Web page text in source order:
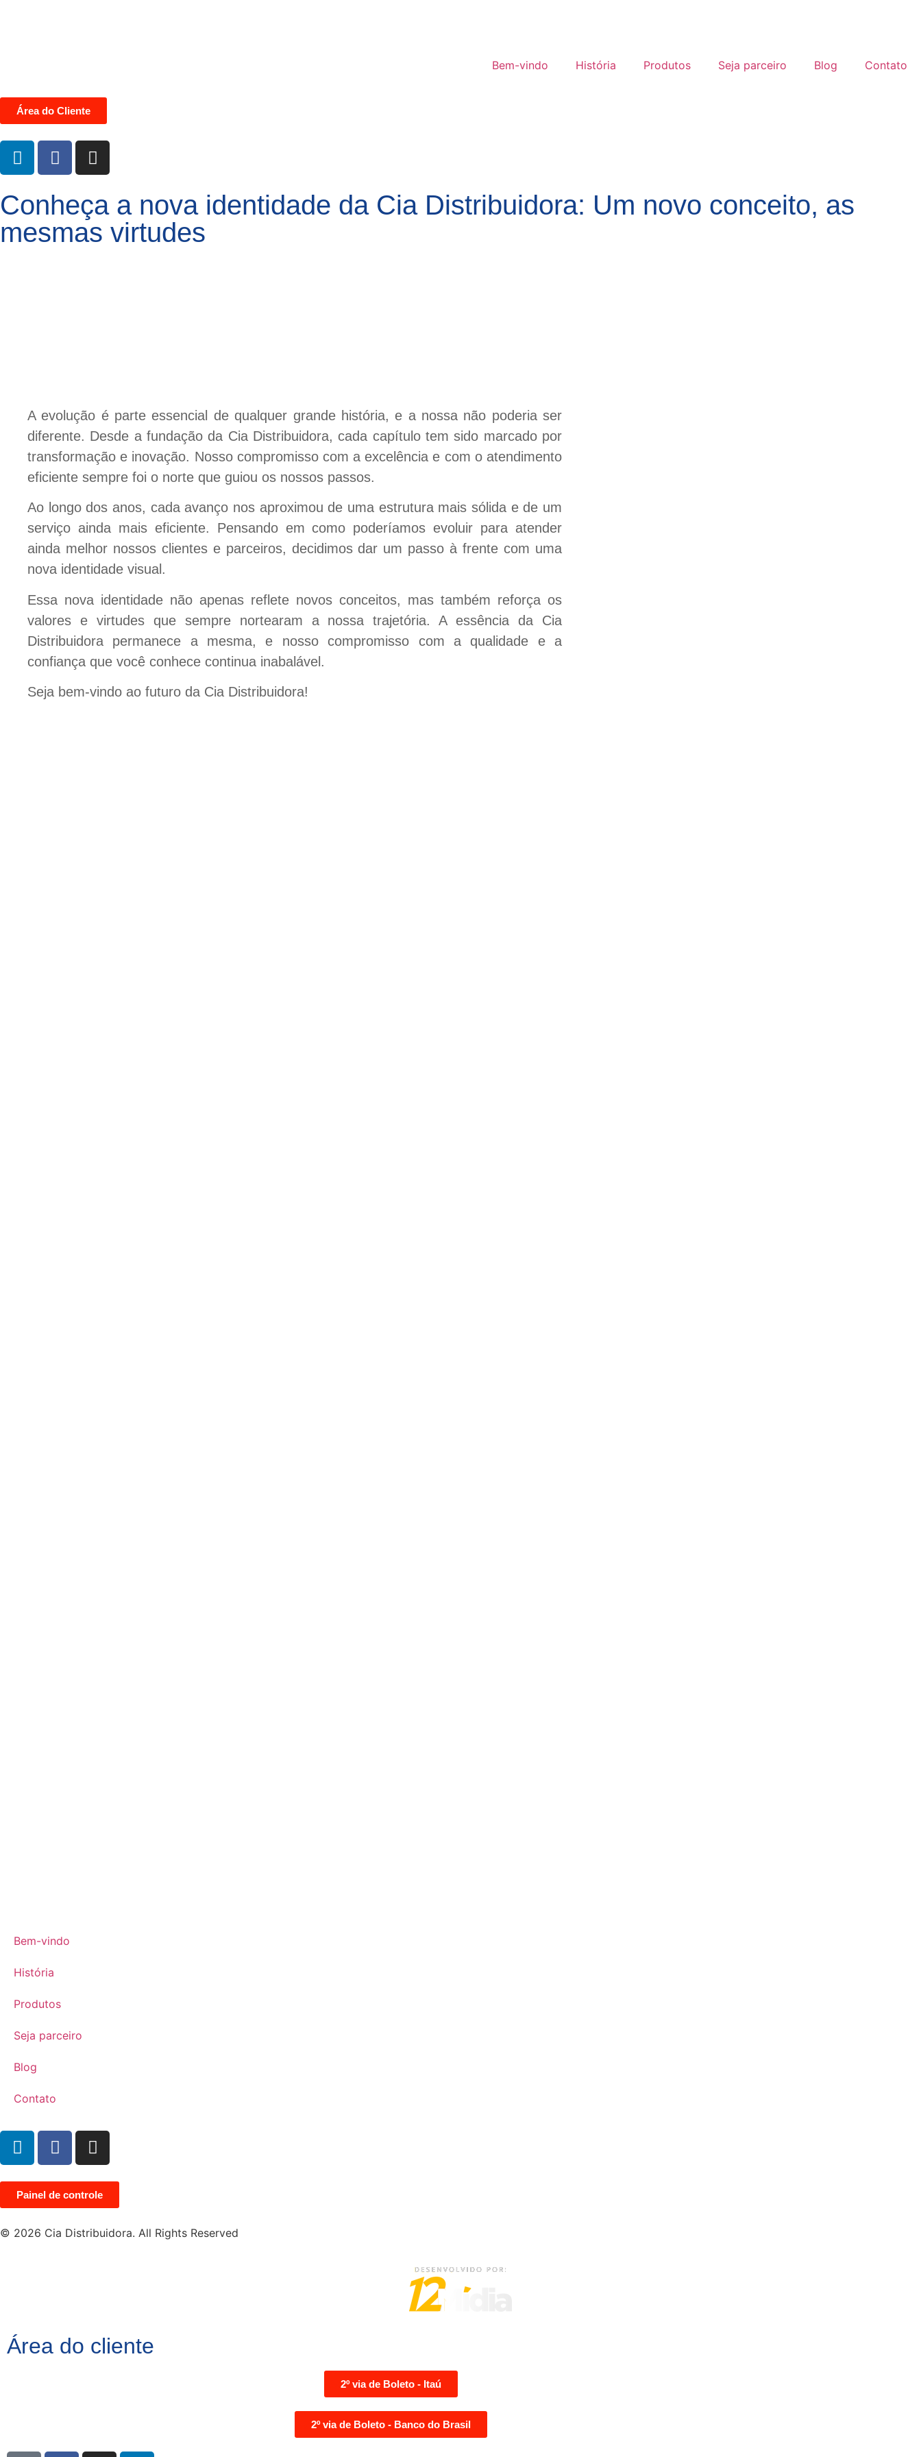
Bem-vindo História Produtos Seja parceiro Blog Contato
Área do Cliente
Conheça a nova identidade da Cia Distribuidora: Um novo conceito, as
mesmas virtudes
A evolução é parte essencial de qualquer grande história, e a nossa não poderia ser
diferente. Desde a fundação da Cia Distribuidora, cada capítulo tem sido marcado por
transformação e inovação. Nosso compromisso com a excelência e com o atendimento
eficiente sempre foi o norte que guiou os nossos passos.
Ao longo dos anos, cada avanço nos aproximou de uma estrutura mais sólida e de um
serviço ainda mais eficiente. Pensando em como poderíamos evoluir para atender
ainda melhor nossos clientes e parceiros, decidimos dar um passo à frente com uma
nova identidade visual.
Essa nova identidade não apenas reflete novos conceitos, mas também reforça os
valores e virtudes que sempre nortearam a nossa trajetória. A essência da Cia
Distribuidora permanece a mesma, e nosso compromisso com a qualidade e a
confiança que você conhece continua inabalável.
Seja bem-vindo ao futuro da Cia Distribuidora!
Bem-vindo
História
Produtos
Seja parceiro
Blog
Contato
Painel de controle
© 2026 Cia Distribuidora. All Rights Reserved
Área do cliente
2º via de Boleto - Itaú
2º via de Boleto - Banco do Brasil